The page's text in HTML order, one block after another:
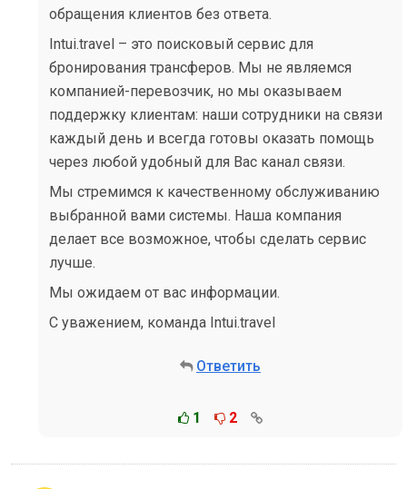
обращения клиентов без ответа.
Intui.travel – это поисковый сервис для
бронирования трансферов. Мы не являемся
компанией-перевозчик, но мы оказываем
поддержку клиентам: наши сотрудники на связи
каждый день и всегда готовы оказать помощь
через любой удобный для Вас канал связи.
Мы стремимся к качественному обслуживанию
выбранной вами системы. Наша компания
делает все возможное, чтобы сделать сервис
лучше.
Мы ожидаем от вас информации.
С уважением, команда Intui.travel
Ответить
1 2